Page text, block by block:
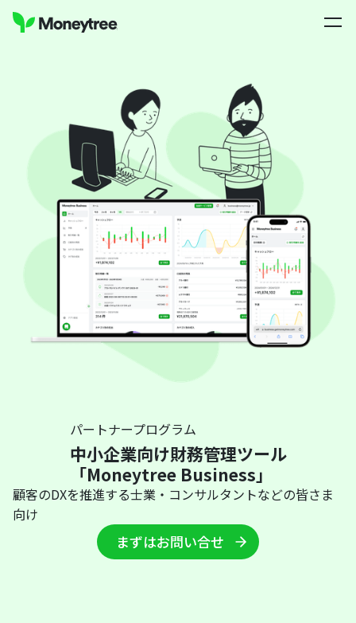
パートナープログラム
中小企業向け財務管理ツール
「Moneytree Business」
顧客のDXを推進する士業・コンサルタントなどの皆さま
向け
まずはお問い合せ